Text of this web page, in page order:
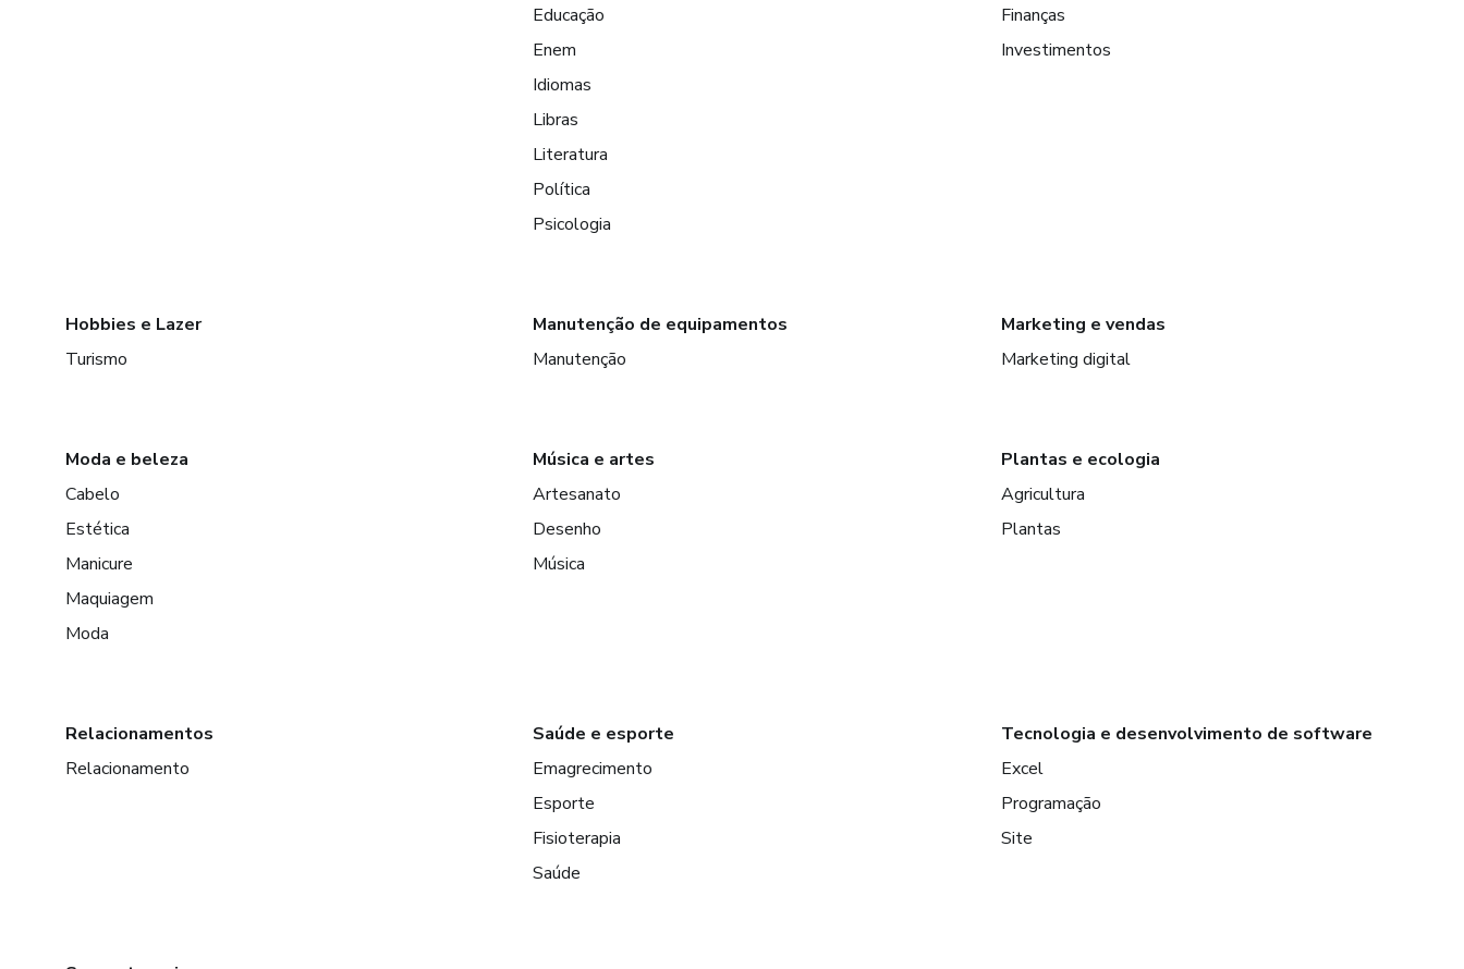
Educação
Enem
Idiomas
Libras
Literatura
Política
Psicologia
Finanças
Investimentos
Hobbies e Lazer
Turismo
Manutenção de equipamentos
Manutenção
Marketing e vendas
Marketing digital
Moda e beleza
Cabelo
Estética
Manicure
Maquiagem
Moda
Música e artes
Artesanato
Desenho
Música
Plantas e ecologia
Agricultura
Plantas
Relacionamentos
Relacionamento
Saúde e esporte
Emagrecimento
Esporte
Fisioterapia
Saúde
Tecnologia e desenvolvimento de software
Excel
Programação
Site